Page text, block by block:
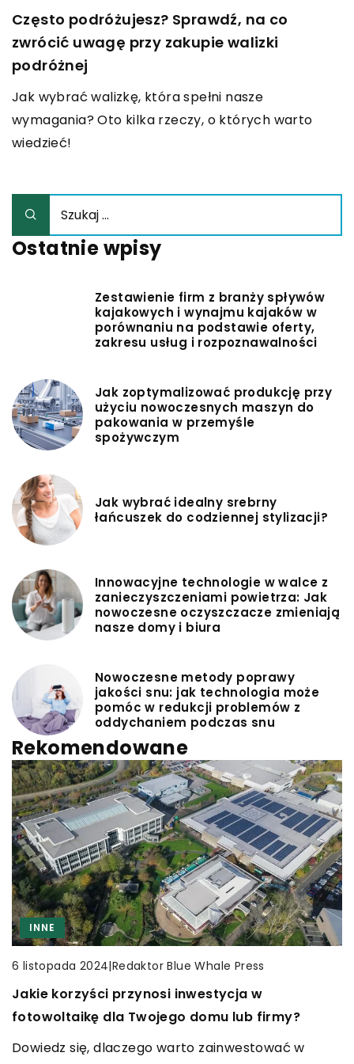
Często podróżujesz? Sprawdź, na co
zwrócić uwagę przy zakupie walizki
podróżnej
Jak wybrać walizkę, która spełni nasze
wymagania? Oto kilka rzeczy, o których warto
wiedzieć!
Ostatnie wpisy
Zestawienie firm z branży spływów
kajakowych i wynajmu kajaków w
porównaniu na podstawie oferty,
zakresu usług i rozpoznawalności
Jak zoptymalizować produkcję przy
użyciu nowoczesnych maszyn do
pakowania w przemyśle
spożywczym
Jak wybrać idealny srebrny
łańcuszek do codziennej stylizacji?
Innowacyjne technologie w walce z
zanieczyszczeniami powietrza: Jak
nowoczesne oczyszczacze zmieniają
nasze domy i biura
Nowoczesne metody poprawy
jakości snu: jak technologia może
pomóc w redukcji problemów z
oddychaniem podczas snu
Rekomendowane
CZAS WOLNY WĘDKARSTWO
3 maja 2026|Redaktor Blue Whale Press
Jak wędkarstwo wpływa na rozwój cierpliwości
i wytrwałości?
CZAS WOLNY KOLEKCJONERSTWO
11 kwietnia 2025|Redaktor Blue Whale Press
Sztuka kolekcjonowania muszli: jak odkrywać
piękno natury w domowym zaciszu
INNE
6 listopada 2024|Redaktor Blue Whale Press
Jakie korzyści przynosi inwestycja w
fotowoltaikę dla Twojego domu lub firmy?
Dowiedz się, dlaczego warto zainwestować w